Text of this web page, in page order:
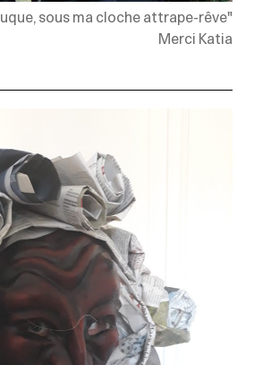
sous ma cloche attrape-rêve"
Merci Katia